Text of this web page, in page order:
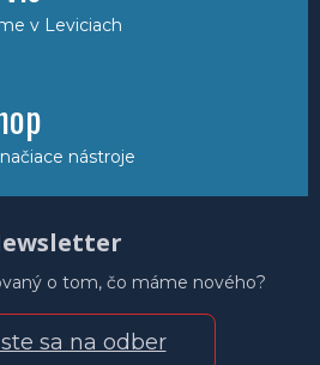
v Leviciach
nástroje
o tom, čo máme nového?
sa na odber